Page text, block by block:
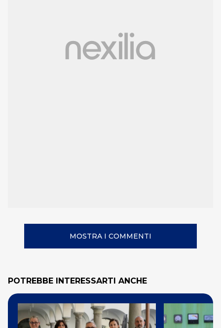
MOSTRA I COMMENTI
POTREBBE INTERESSARTI ANCHE